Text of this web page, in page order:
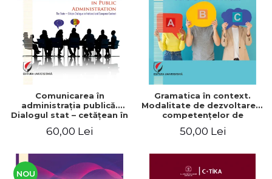
Comunicarea în
administraţia publică.
Dialogul stat – cetăţean în
european / Communication
The state-citizen dialogue
in national and European
context
60,00 Lei
Gramatica în context.
Modalitate de dezvoltare a
competenţelor de
limbii franceze
50,00 Lei
NOU